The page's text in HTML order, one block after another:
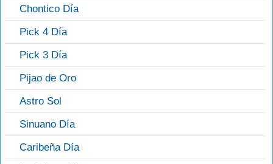
Chontico Día
Pick 4 Día
Pick 3 Día
Pijao de Oro
Astro Sol
Sinuano Día
Caribeña Día